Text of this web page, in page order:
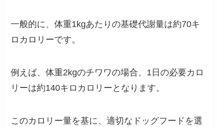
一般的に、体重1kgあたりの基礎代謝量は約70キ
ロカロリーです。
例えば、体重2kgのチワワの場合、1日の必要カロ
リーは約140キロカロリーとなります。
このカロリー量を基に、適切なドッグフードを選